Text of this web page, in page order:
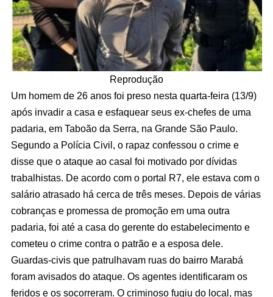
Reprodução
Um homem de 26 anos foi preso nesta quarta-feira (13/9)
após invadir a casa e esfaquear seus ex-chefes de uma
padaria, em Taboão da Serra, na Grande São Paulo.
Segundo a Polícia Civil, o rapaz confessou o crime e
disse que o ataque ao casal foi motivado por dívidas
trabalhistas. De acordo com o portal R7, ele estava com o
salário atrasado há cerca de três meses. Depois de várias
cobranças e promessa de promoção em uma outra
padaria, foi até a casa do gerente do estabelecimento e
cometeu o crime contra o patrão e a esposa dele.
Guardas-civis que patrulhavam ruas do bairro Marabá
foram avisados do ataque. Os agentes identificaram os
feridos e os socorreram. O criminoso fugiu do local, mas